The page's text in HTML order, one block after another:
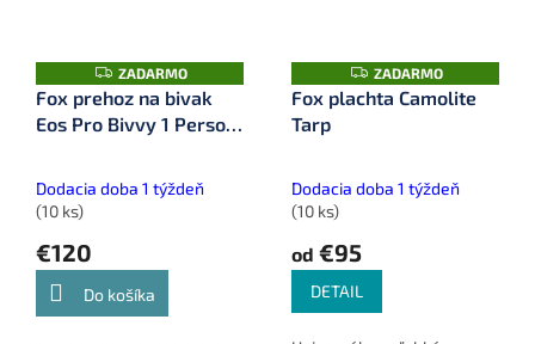
Z
A
D
A
ZADARMO
Fox prehoz na bivak
Eos Pro Bivvy 1 Person
Dodacia doba 1 týždeň
(10 ks)
€120
Do košíka
Z
A
D
ZADARMO
Fox plachta Camolite
Tarp
Dodacia doba 1 týždeň
(10 ks)
od €95
DETAIL